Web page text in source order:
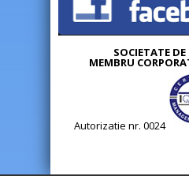
SOCIETATE DE
MEMBRU
Autorizatie nr. 0024